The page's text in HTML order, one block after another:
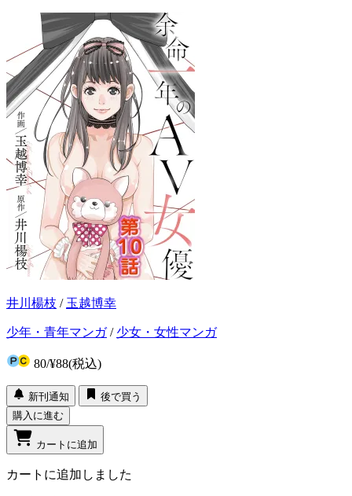
井川楊枝 / 玉越博幸
少年・青年マンガ/ 少女・女性マンガ
80/¥88(税込)
新刊通知
後で買う
購入に進む
カートに追加
カートに追加しました